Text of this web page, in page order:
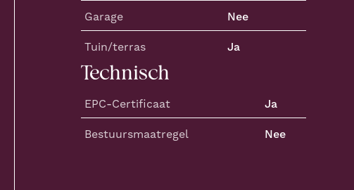
Garage Nee
Tuin/terras Ja
Technisch
EPC-Certificaat Ja
Bestuursmaatregel Nee